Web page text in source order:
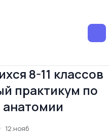
8-11 классов
практикум по
12.нояб